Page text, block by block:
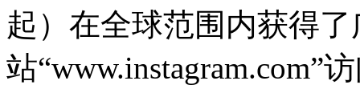
起）在全球范围内获得
站“www.instagram.com”